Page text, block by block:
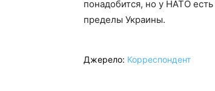
понадобится, но у НАТО
пределы Украины.
Джерело: Корреспондент